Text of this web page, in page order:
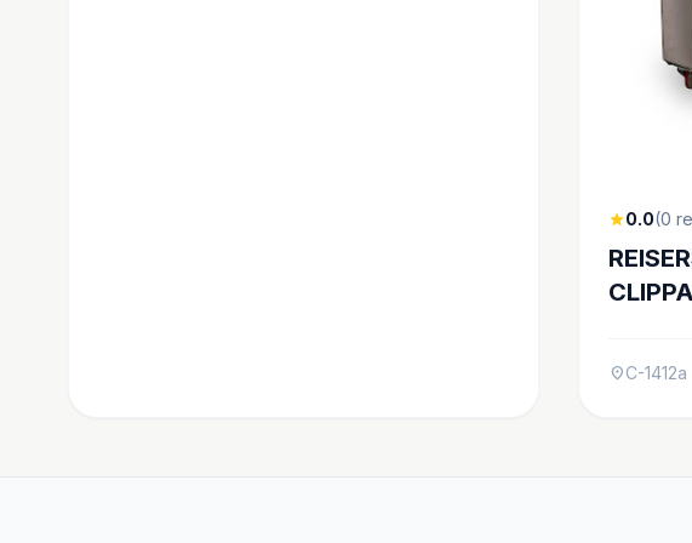
star0.0(0
location_onC-1412a